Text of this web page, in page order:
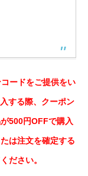
ードをご提供をい
する際、クーポン
500円OFFで購入
は注文を確定する
ださい。